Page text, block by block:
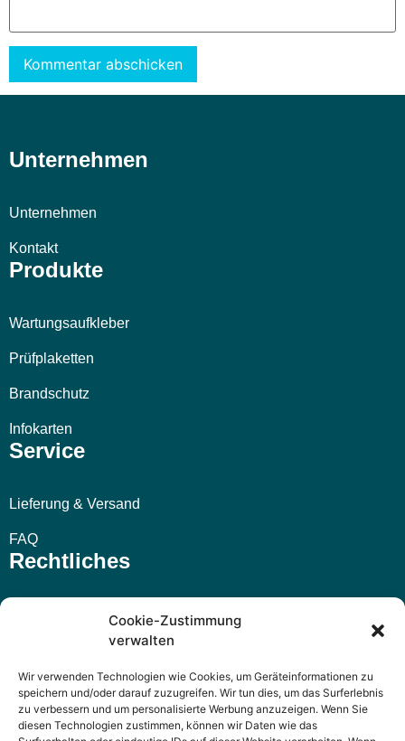
Cookie-Zustimmung
verwalten
Wir verwenden Technologien wie Cookies, um Geräteinformationen zu
speichern und/oder darauf zuzugreifen. Wir tun dies, um das Surferlebnis
zu verbessern und um personalisierte Werbung anzuzeigen. Wenn Sie
diesen Technologien zustimmen, können wir Daten wie das
Unternehmen
Unternehmen
Kontakt
Produkte
Wartungsaufkleber
Prüfplaketten
Brandschutz
Infokarten
Service
Lieferung & Versand
FAQ
Rechtliches
Widerrufsbelehrung
Datenschutzerklärung